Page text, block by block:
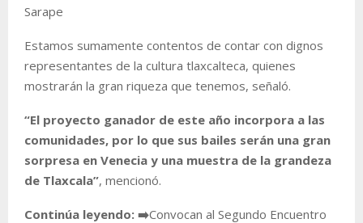
Sarape
Estamos sumamente contentos de contar con dignos
representantes de la cultura tlaxcalteca, quienes
mostrarán la gran riqueza que tenemos, señaló.
“El proyecto ganador de este año incorpora a las
comunidades, por lo que sus bailes serán una gran
sorpresa en Venecia y una muestra de la grandeza
de Tlaxcala”, mencionó.
Continúa leyendo: ➡️Convocan al Segundo Encuentro